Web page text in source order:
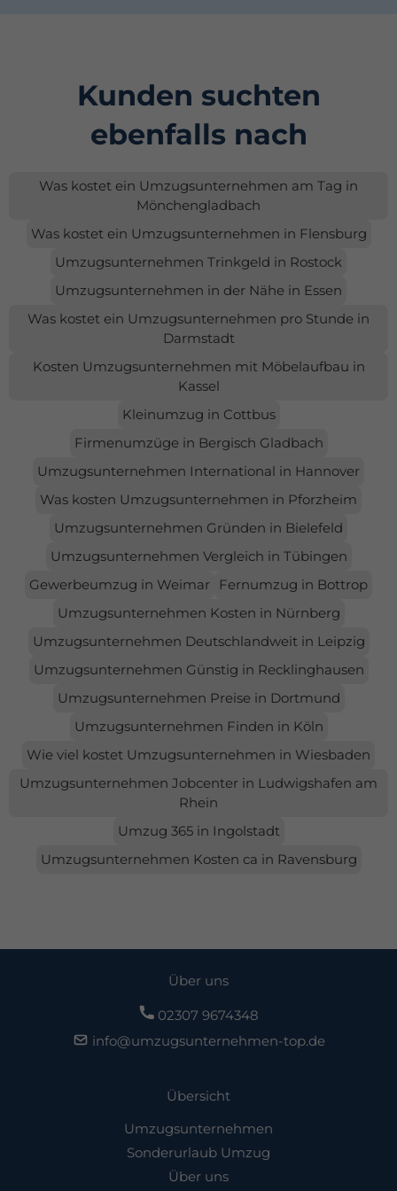
Kunden suchten
ebenfalls nach
Was kostet ein Umzugsunternehmen am Tag in
Mönchengladbach
Was kostet ein Umzugsunternehmen in Flensburg
Umzugsunternehmen Trinkgeld in Rostock
Umzugsunternehmen in der Nähe in Essen
Was kostet ein Umzugsunternehmen pro Stunde in
Darmstadt
Kosten Umzugsunternehmen mit Möbelaufbau in
Kassel
Kleinumzug in Cottbus
Firmenumzüge in Bergisch Gladbach
Umzugsunternehmen International in Hannover
Was kosten Umzugsunternehmen in Pforzheim
Umzugsunternehmen Gründen in Bielefeld
Umzugsunternehmen Vergleich in Tübingen
Gewerbeumzug in Weimar
Fernumzug in Bottrop
Umzugsunternehmen Kosten in Nürnberg
Umzugsunternehmen Deutschlandweit in Leipzig
Umzugsunternehmen Günstig in Recklinghausen
Umzugsunternehmen Preise in Dortmund
Umzugsunternehmen Finden in Köln
Wie viel kostet Umzugsunternehmen in Wiesbaden
Umzugsunternehmen Jobcenter in Ludwigshafen am
Rhein
Umzug 365 in Ingolstadt
Umzugsunternehmen Kosten ca in Ravensburg
Über uns
02307 9674348
info@umzugsunternehmen-top.de
Übersicht
Umzugsunternehmen
Sonderurlaub Umzug
Über uns